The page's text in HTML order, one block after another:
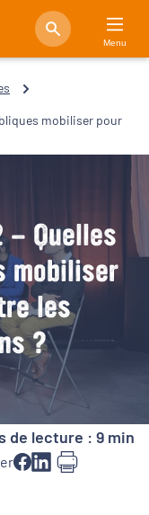
Menu
mobiliser pour
- Quelles
mobiliser
les
?
de lecture : 9 min